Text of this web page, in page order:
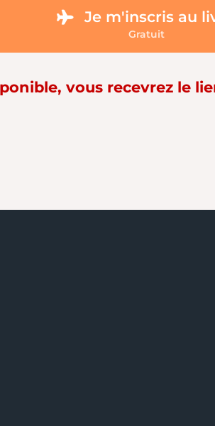
Je m'inscris au
Gratuit
vous recevrez le